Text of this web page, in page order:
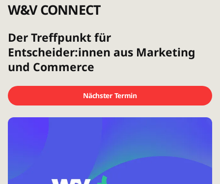
W&V CONNECT
Der Treffpunkt für
Entscheider:innen aus Marketing
und Commerce
Nächster Termin